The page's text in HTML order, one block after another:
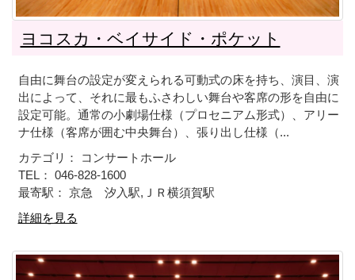
ヨコスカ・ベイサイド・ポケット
自由に舞台の設定が変えられる可動式の床を持ち、演目、演
出によって、それに最もふさわしい舞台や客席の形を自由に
設定可能。通常の小劇場仕様（プロセニアム形式）、アリー
ナ仕様（客席が囲む中央舞台）、張り出し仕様（...
カテゴリ： コンサートホール
TEL： 046-828-1600
最寄駅： 京急 汐入駅,ＪＲ横須賀駅
詳細を見る